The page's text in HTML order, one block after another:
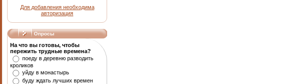
Для добавления необходима
авторизация
Опросы
На что вы готовы, чтобы
пережить трудные времена?
поеду в деревню разводить
кроликов
уйду в монастырь
буду ждать лучших времен